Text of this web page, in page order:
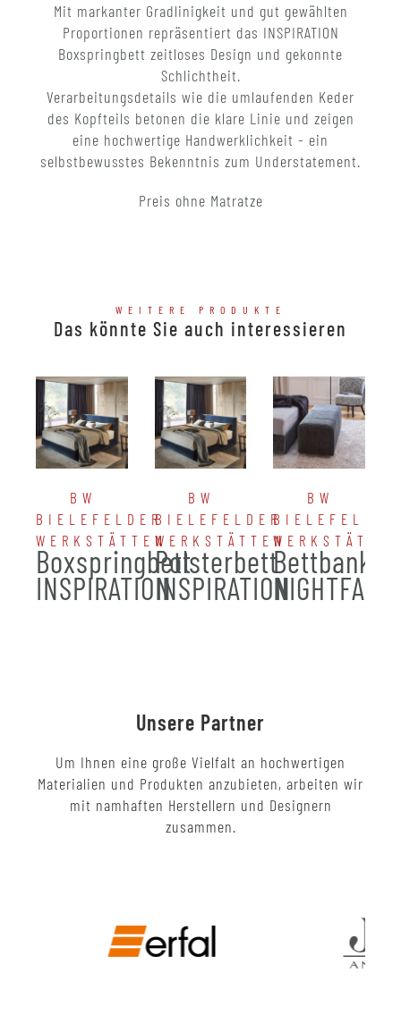
Mit markanter Gradlinigkeit und gut gewählten
Proportionen repräsentiert das INSPIRATION
Boxspringbett zeitloses Design und gekonnte
Schlichtheit.
Verarbeitungsdetails wie die umlaufenden Keder
des Kopfteils betonen die klare Linie und zeigen
eine hochwertige Handwerklichkeit - ein
selbstbewusstes Bekenntnis zum Understatement.
Preis ohne Matratze
WEITERE PRODUKTE
Das könnte Sie auch interessieren
BW
BIELEFELDER
WERKSTÄTTEN
Boxspringbett
INSPIRATION
BW
BIELEFELDER
WERKSTÄTTEN
Polsterbett
INSPIRATION
BW
BIELEFELDER
Bettbank
NIGHTFALL
Unsere Partner
Um Ihnen eine große Vielfalt an hochwertigen
Materialien und Produkten anzubieten, arbeiten wir
mit namhaften Herstellern und Designern
zusammen.